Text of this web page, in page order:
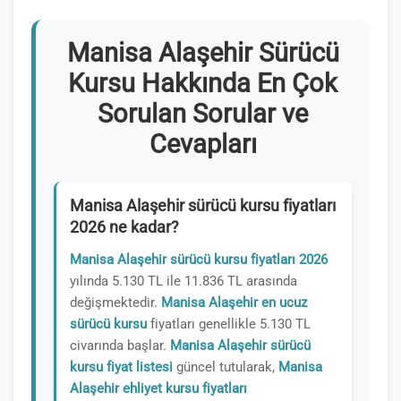
Manisa Alaşehir Sürücü
Kursu Hakkında En Çok
Sorulan Sorular ve
Cevapları
Manisa Alaşehir sürücü kursu fiyatları
2026 ne kadar?
Manisa Alaşehir sürücü kursu fiyatları 2026
yılında 5.130 TL ile 11.836 TL arasında
değişmektedir. Manisa Alaşehir en ucuz
sürücü kursu fiyatları genellikle 5.130 TL
civarında başlar. Manisa Alaşehir sürücü
kursu fiyat listesi güncel tutularak, Manisa
Alaşehir ehliyet kursu fiyatları